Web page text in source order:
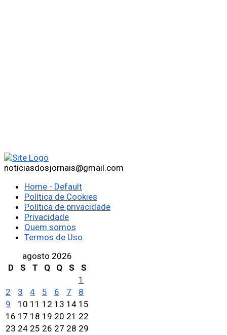
noticiasdosjornais@gmail.com
Home - Default
Política de Cookies
Política de privacidade
Privacidade
Quem somos
Termos de Uso
agosto 2026
D
S T Q Q S
S
1
2
3 4 5 6 7
8
9
10 11 12 13 14 15
16 17 18 19 20 21 22
23 24 25 26 27 28 29